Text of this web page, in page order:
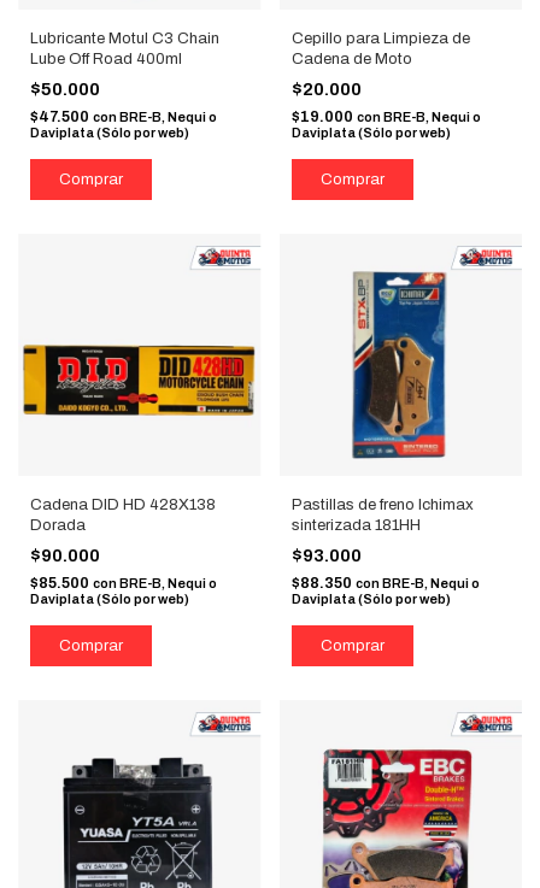
Lubricante Motul C3 Chain
Lube Off Road 400ml
$50.000
$47.500 conBRE-B, Nequi o
Daviplata (Sólo por web)
Cepillo para Limpieza de
Cadena de Moto
$20.000
$19.000 con BRE-B, Nequi o
Daviplata (Sólo por web)
Cadena DID HD 428X138
Dorada
$90.000
$85.500 con BRE-B, Nequi o
Daviplata (Sólo por web)
Pastillas de freno Ichimax
sinterizada 181HH
$93.000
$88.350 con BRE-B, Nequi o
Daviplata (Sólo por web)